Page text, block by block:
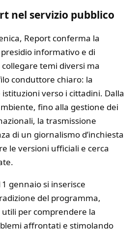
nel servizio pubblico
Report conferma la
informativo e di
temi diversi ma
conduttore chiaro: la
verso i cittadini. Dalla
fino alla gestione dei
la trasmissione
di un giornalismo d’inchiesta
le versioni ufficiali e cerca
gennaio si inserisce
del programma,
per comprendere la
affrontati e stimolando